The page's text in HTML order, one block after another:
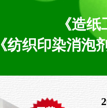
《造
《纺织印染消泡